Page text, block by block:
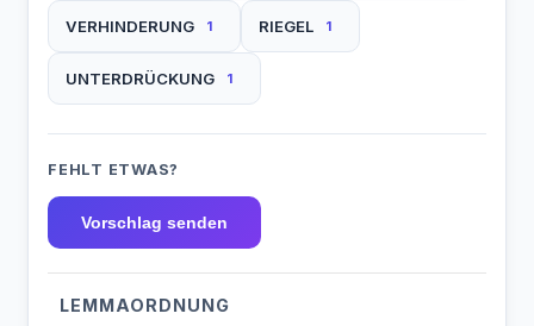
VERHINDERUNG 1 RIEGEL 1
UNTERDRÜCKUNG 1
FEHLT ETWAS?
Vorschlag senden
LEMMAORDNUNG